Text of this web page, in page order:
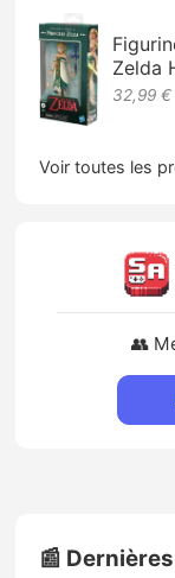
Zelda
32,99 €
Voir toutes les
👥
📰